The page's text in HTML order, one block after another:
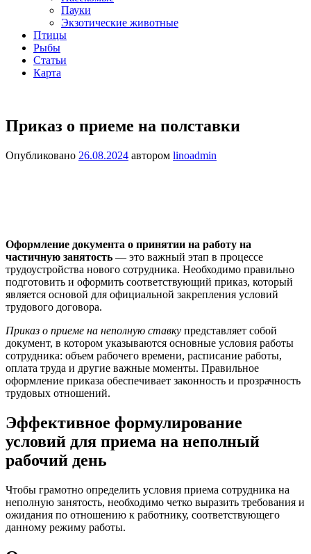
Пауки
Экзотические животные
Птицы
Рыбы
Статьи
Карта
Приказ о приеме на полставки
Опубликовано 26.08.2024 автором linoadmin
Оформление документа о принятии на работу на
частичную занятость — это важный этап в процессе
трудоустройства нового сотрудника. Необходимо правильно
подготовить и оформить соответствующий приказ, который
является основой для официальной закрепления условий
трудового договора.
Приказ о приеме на неполную ставку представляет собой
документ, в котором указываются основные условия работы
сотрудника: объем рабочего времени, расписание работы,
оплата труда и другие важные моменты. Правильное
оформление приказа обеспечивает законность и прозрачность
трудовых отношений.
Эффективное формулирование
условий для приема на неполный
рабочий день
Чтобы грамотно определить условия приема сотрудника на
неполную занятость, необходимо четко выразить требования и
ожидания по отношению к работнику, соответствующего
данному режиму работы.